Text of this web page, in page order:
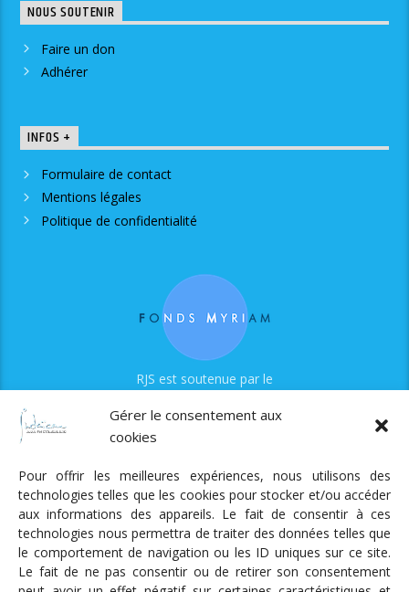
Gérer le consentement aux
cookies
Pour offrir les meilleures expériences, nous utilisons des
technologies telles que les cookies pour stocker et/ou accéder
aux informations des appareils. Le fait de consentir à ces
technologies nous permettra de traiter des données telles que
le comportement de navigation ou les ID uniques sur ce site.
Le fait de ne pas consentir ou de retirer son consentement
NOUS SOUTENIR
Faire un don
Adhérer
INFOS +
Formulaire de contact
Mentions légales
Politique de confidentialité
RJS est soutenue par le
Radio Judaica Strasbourg
Tous droits réservés